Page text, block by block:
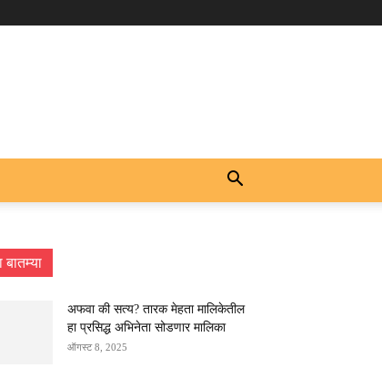
बातम्या
अफवा की सत्य? तारक मेहता मालिकेतील
हा प्रसिद्ध अभिनेता सोडणार मालिका
ऑगस्ट 8, 2025